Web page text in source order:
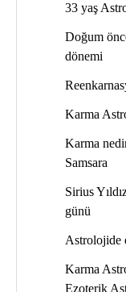
33 yaş
Doğum
dönemi
Karma
Karma
Samsara
Sirius
günü
Astrolojide
Karma
Ezoterik